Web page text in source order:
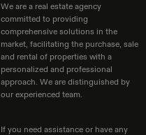
We are a real estate agency
committed to providing
comprehensive solutions in the
market, facilitating the purchase, sale
and rental of properties with a
personalized and professional
approach. We are distinguished by
our experienced team.
If you need assistance or have any